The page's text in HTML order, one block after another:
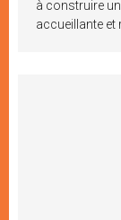
à construire
accueillante et